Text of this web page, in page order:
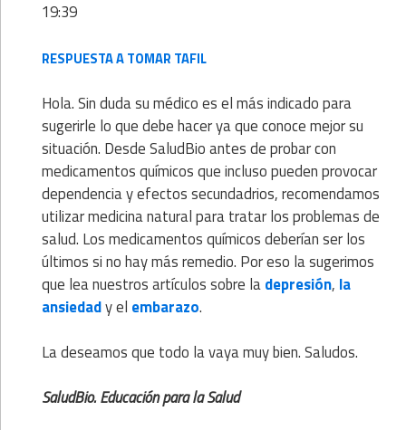
19:39
RESPUESTA A TOMAR TAFIL
Hola. Sin duda su médico es el más indicado para
sugerirle lo que debe hacer ya que conoce mejor su
situación. Desde SaludBio antes de probar con
medicamentos químicos que incluso pueden provocar
dependencia y efectos secundadrios, recomendamos
utilizar medicina natural para tratar los problemas de
salud. Los medicamentos químicos deberían ser los
últimos si no hay más remedio. Por eso la sugerimos
que lea nuestros artículos sobre ladepresión, la
ansiedady el embarazo.
La deseamos que todo la vaya muy bien. Saludos.
SaludBio. Educación para la Salud